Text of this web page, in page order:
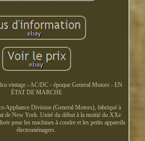
vintage - AC/DC - époque General Motors - EN
ÉTAT DE MARCHE
Appliance Division (General Motors), fabriqué à
de New York. Unité du début à la moitié du XXe
pour les machines à coudre et les petits appareils
électroménagers.